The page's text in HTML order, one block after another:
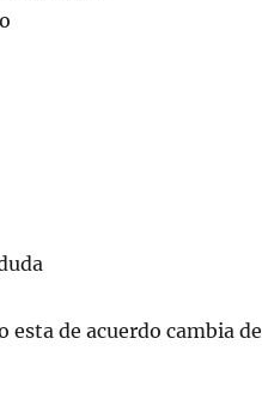
esta de acuerdo cambia de